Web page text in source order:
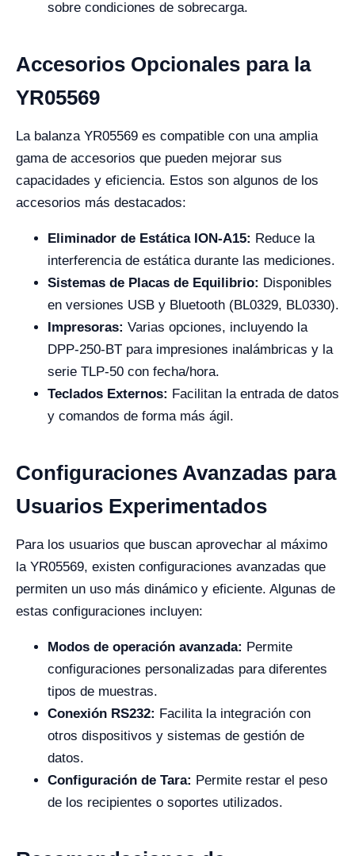
sobre condiciones de sobrecarga.
Accesorios Opcionales para la
YR05569
La balanza YR05569 es compatible con una amplia
gama de accesorios que pueden mejorar sus
capacidades y eficiencia. Estos son algunos de los
accesorios más destacados:
Eliminador de Estática ION-A15: Reduce la
interferencia de estática durante las mediciones.
Sistemas de Placas de Equilibrio: Disponibles
en versiones USB y Bluetooth (BL0329, BL0330).
Impresoras: Varias opciones, incluyendo la
DPP-250-BT para impresiones inalámbricas y la
serie TLP-50 con fecha/hora.
Teclados Externos: Facilitan la entrada de datos
y comandos de forma más ágil.
Configuraciones Avanzadas para
Usuarios Experimentados
Para los usuarios que buscan aprovechar al máximo
la YR05569, existen configuraciones avanzadas que
permiten un uso más dinámico y eficiente. Algunas de
estas configuraciones incluyen:
Modos de operación avanzada: Permite
configuraciones personalizadas para diferentes
tipos de muestras.
Conexión RS232: Facilita la integración con
otros dispositivos y sistemas de gestión de
datos.
Configuración de Tara: Permite restar el peso
de los recipientes o soportes utilizados.